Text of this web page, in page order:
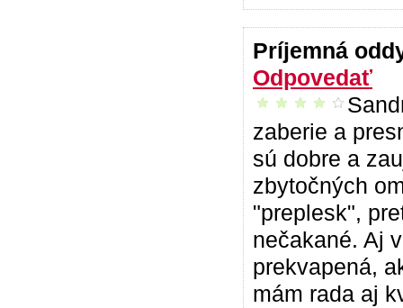
Príjemná
Odpovedať
príjemné čítanie
zaberie a
sú dobre a
zbytočných
"preplesk",
nečakané. Aj
prekvapená,
mám rada aj